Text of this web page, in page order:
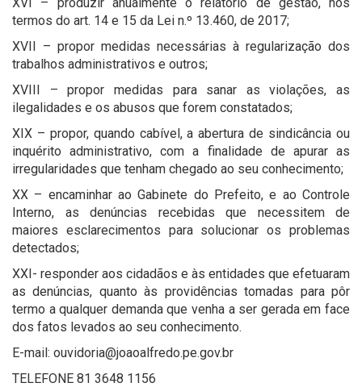
termos do art. 14 e 15 da Lei n.º 13.460, de 2017;
XVII – propor medidas necessárias à regularização dos
trabalhos administrativos e outros;
XVIII – propor medidas para sanar as violações, as
ilegalidades e os abusos que forem constatados;
XIX – propor, quando cabível, a abertura de sindicância ou
inquérito administrativo, com a finalidade de apurar as
irregularidades que tenham chegado ao seu conhecimento;
XX – encaminhar ao Gabinete do Prefeito, e ao Controle
Interno, as denúncias recebidas que necessitem de
maiores esclarecimentos para solucionar os problemas
detectados;
XXI- responder aos cidadãos e às entidades que efetuaram
as denúncias, quanto às providências tomadas para pôr
termo a qualquer demanda que venha a ser gerada em face
dos fatos levados ao seu conhecimento.
E-mail: ouvidoria@joaoalfredo.pe.gov.br
TELEFONE 81 3648 1156